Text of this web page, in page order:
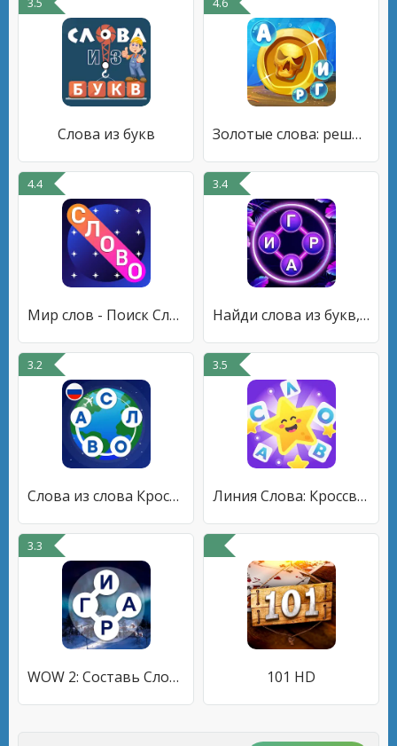
Слова из букв Золотые слова: реши кроссворды
4.4
Мир слов - Поиск Слова из Букв
3.4
Найди слова из букв, игра слов
3.2
Слова из слова Кроссворды
3.5
Линия Слова: Кроссворды
3.3
WOW 2: Составь Слова из Букв 101 HD